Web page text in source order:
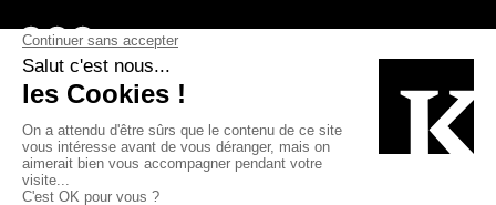
Page Facebook de Kollectif
Page Instagram de Kollectif
Page Linkedin de Kollectif